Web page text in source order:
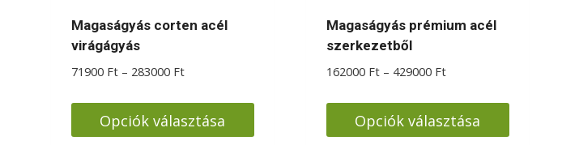
Magaságyás corten acél
virágágyás
71900 Ft – 283000 FtÁrtartomány:
-
283000 Ft
Opciók választása
Magaságyás prémium acél
szerkezetből
162000 Ft – 429000 FtÁrtartomány:
-
429000 Ft
Opciók választása